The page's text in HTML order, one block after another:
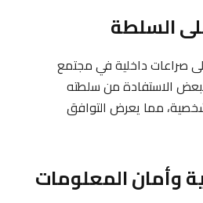
صراعات داخلية في مجتمع
الاستفادة من سلطته
مما يعرض التوافق